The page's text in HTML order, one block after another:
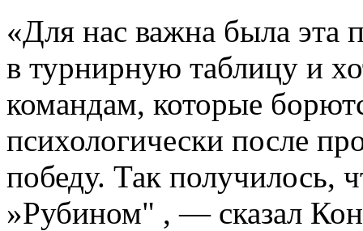
«Для нас важна была эта
в турнирную таблицу и
командам, которые
психологически после
победу. Так получилось,
»Рубином" , — сказал